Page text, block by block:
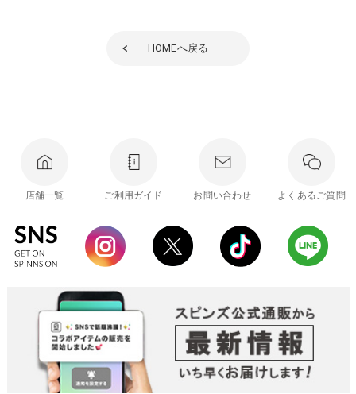
HOMEへ戻る
店舗一覧 ご利用ガイド お問い合わせ よくあるご質問